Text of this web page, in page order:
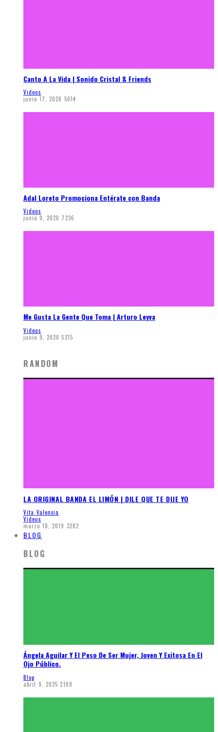
Canto A La Vida | Sonido Cristal & Friends
Videos
junio 17, 2020 5014
Adal Loreto Promociona Entérate con Banda
Videos
junio 9, 2020 7236
Me Gusta La Gente Que Toma | Arturo Leyva
Videos
junio 9, 2020 5215
RANDOM
LA ORIGINAL BANDA EL LIMÓN | DILE QUE TE DIJE YO
Vita Valencia
Videos
marzo 18, 2019 3282
BLOG
BLOG
Ángela Aguilar Y El Peso De Ser Mujer, Joven Y Exitosa En El
Ojo Público.
Blog
abril 9, 2025 2109